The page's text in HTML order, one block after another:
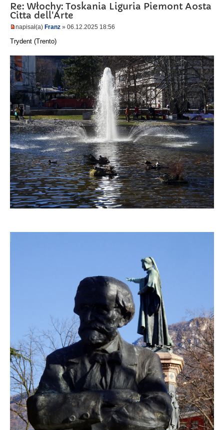
Re: Włochy: Toskania Liguria Piemont Aosta
Citta dell'Arte
napisał(a) Franz » 06.12.2025 18:56
Trydent (Trento)